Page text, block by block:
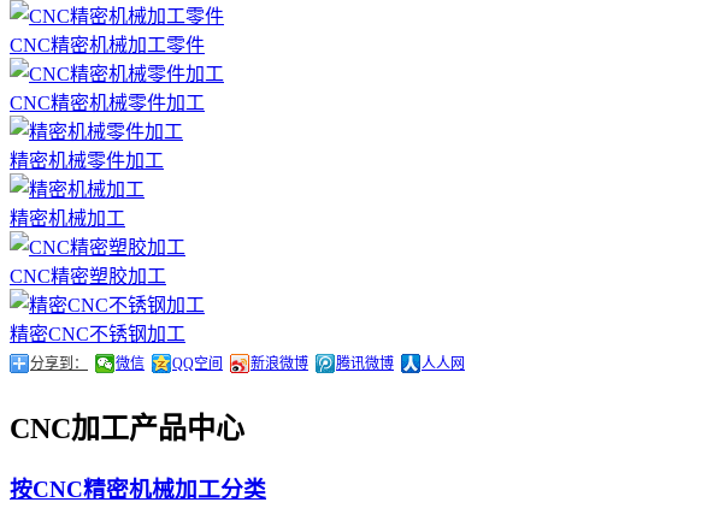
CNC精密机械加工零件
CNC精密机械零件加工
精密机械零件加工
精密机械加工
CNC精密塑胶加工
精密CNC不锈钢加工
分享到： 微信 QQ空间 新浪微博 腾讯微博 人人网
CNC加工产品中心
按CNC精密机械加工分类